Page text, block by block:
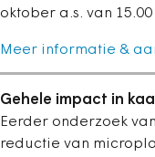
oktober a.s. van
Meer informatie &
Gehele impact in
Eerder onderzoek
reductie van